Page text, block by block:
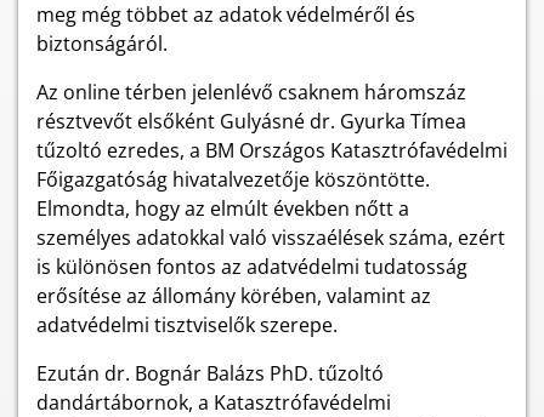
meg még többet az adatok védelméről és
biztonságáról.
Az online térben jelenlévő csaknem háromszáz
résztvevőt elsőként Gulyásné dr. Gyurka Tímea
tűzoltó ezredes, a BM Országos Katasztrófavédelmi
Főigazgatóság hivatalvezetője köszöntötte.
Elmondta, hogy az elmúlt években nőtt a
személyes adatokkal való visszaélések száma, ezért
is különösen fontos az adatvédelmi tudatosság
erősítése az állomány körében, valamint az
adatvédelmi tisztviselők szerepe.
Ezután dr. Bognár Balázs PhD. tűzoltó
dandártábornok, a Katasztrófavédelmi